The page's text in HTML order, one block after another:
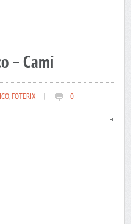
– Cami
,FOTERIX 0